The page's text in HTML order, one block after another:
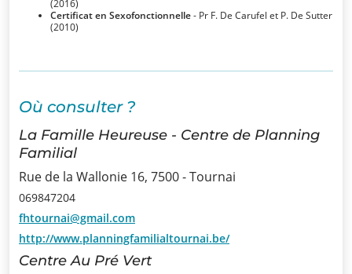
Infos
Informations
Actualités
Formations
Offre
d’emploi/
Stage
Prix
(2016)
Certificat en Sexofonctionnelle- Pr F. De Carufel et P. De Sutter
(2010)
Où consulter ?
La Famille Heureuse - Centre de Planning
Familial
Rue de la Wallonie 16, 7500 - Tournai
069847204
fhtournai@gmail.com
http://www.planningfamilialtournai.be/
Centre Au Pré Vert